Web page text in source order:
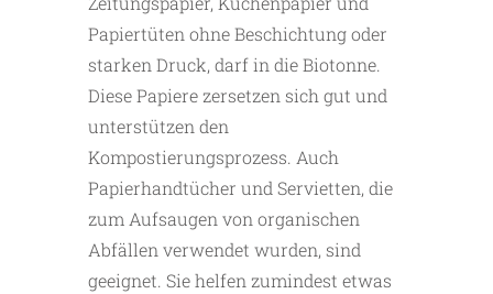
Papiertüten ohne Beschichtung oder
starken Druck, darf in die Biotonne.
Diese Papiere zersetzen sich gut und
unterstützen den
Kompostierungsprozess. Auch
Papierhandtücher und Servietten, die
zum Aufsaugen von organischen
Abfällen verwendet wurden, sind
geeignet. Sie helfen zumindest etwas